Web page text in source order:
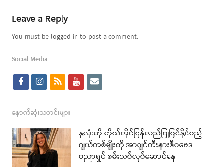
Leave a Reply
You must be logged in to post a comment.
Social Media
f
c
e
b
o
i
s
t
a
g
r
s
y
t
u
b
e
i
l
နောက်ဆုံးသတင်းများ
နှလုံးကို ကိုယ်တိုင်ပြန်လည်ပြုပြင်နိုင်မည့်
ဂျယ်တစ်မျိုးကို အာဂျင်တီးနားဇီဝဗေဒ
ပညာရှင် စမ်းသပ်လုပ်ဆောင်နေ